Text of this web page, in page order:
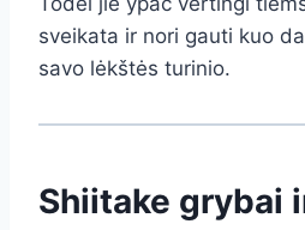
sveikata ir nori gauti kuo
savo lėkštės turinio.
Shiitake grybai